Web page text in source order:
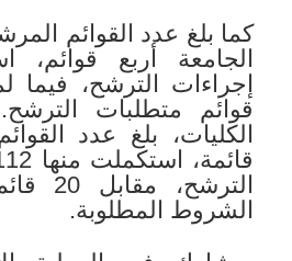
كما بلغ عدد القوائم
الجامعة أربع قوائم،
إجراءات الترشح، فيما
قوائم متطلبات
الشروط المطلوبة.